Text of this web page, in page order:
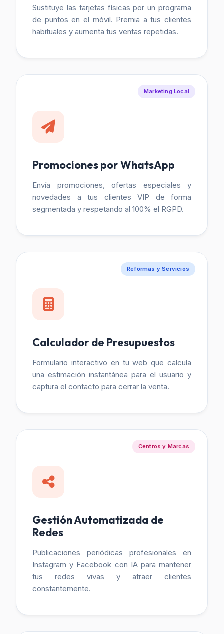
Sustituye las tarjetas físicas por un programa
de puntos en el móvil. Premia a tus clientes
habituales y aumenta tus ventas repetidas.
Marketing Local
Promociones por WhatsApp
Envía promociones, ofertas especiales y
novedades a tus clientes VIP de forma
segmentada y respetando al 100% el RGPD.
Reformas y Servicios
Calculador de Presupuestos
Formulario interactivo en tu web que calcula
una estimación instantánea para el usuario y
captura el contacto para cerrar la venta.
Centros y Marcas
Gestión Automatizada de
Redes
Publicaciones periódicas profesionales en
Instagram y Facebook con IA para mantener
tus redes vivas y atraer clientes
constantemente.